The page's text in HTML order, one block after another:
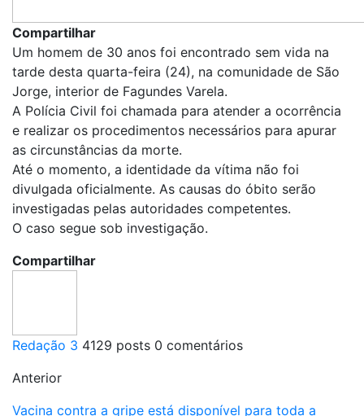
Compartilhar
Um homem de 30 anos foi encontrado sem vida na
tarde desta quarta-feira (24), na comunidade de São
Jorge, interior de Fagundes Varela.
A Polícia Civil foi chamada para atender a ocorrência
e realizar os procedimentos necessários para apurar
as circunstâncias da morte.
Até o momento, a identidade da vítima não foi
divulgada oficialmente. As causas do óbito serão
investigadas pelas autoridades competentes.
O caso segue sob investigação.
Compartilhar
Redação 3 4129 posts 0 comentários
Anterior
Vacina contra a gripe está disponível para toda a